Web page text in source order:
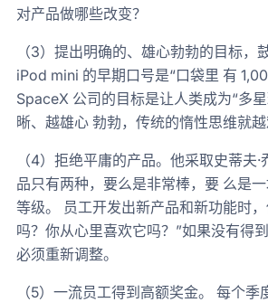
对产品做哪些改变？
（3）提出明确的、雄心勃勃的目标，
iPod mini 的早期口号是“口袋里 有
SpaceX 公司的目标是让人类成为“多
晰、越雄心 勃勃，传统的惰性思维就越
（4）拒绝平庸的产品。他采取史蒂夫
品只有两种，要么是非常棒，要 么是
等级。 员工开发出新产品和新功能时
吗？你从心里喜欢它吗？”如果没有得
必须重新调整。
（5）一流员工得到高额奖金。 每个